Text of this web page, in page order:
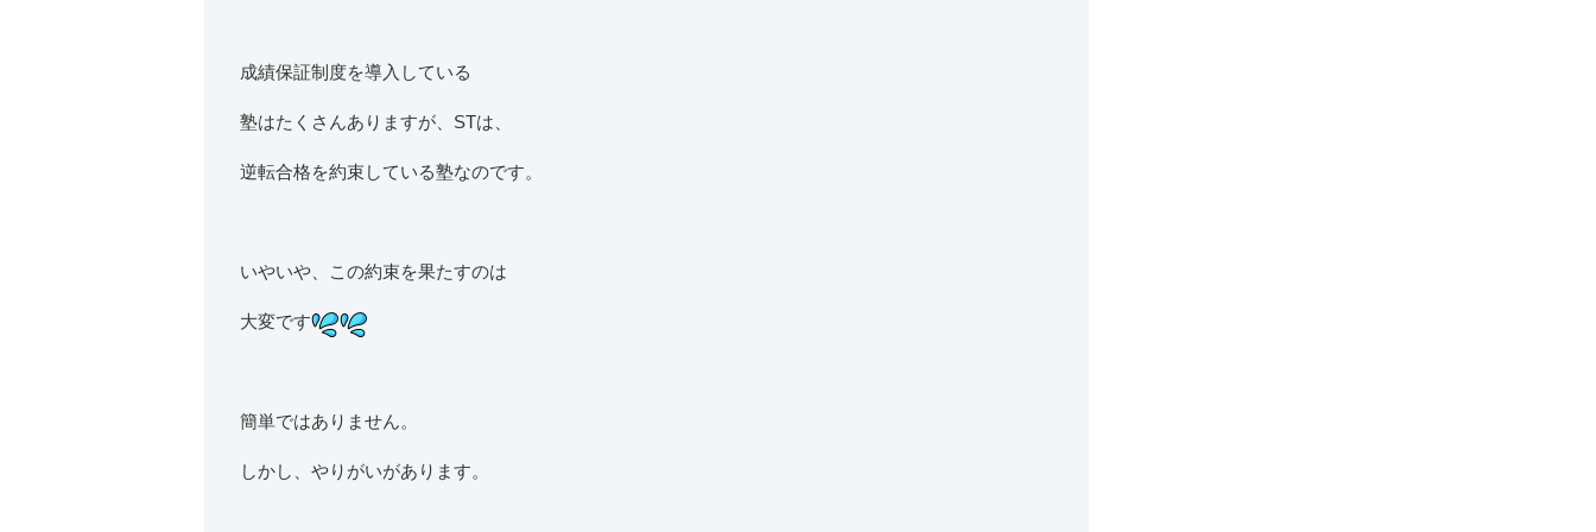
成績保証制度を導入している
塾はたくさんありますが、STは、
逆転合格を約束している塾なのです。
いやいや、この約束を果たすのは
大変です
簡単ではありません。
しかし、やりがいがあります。